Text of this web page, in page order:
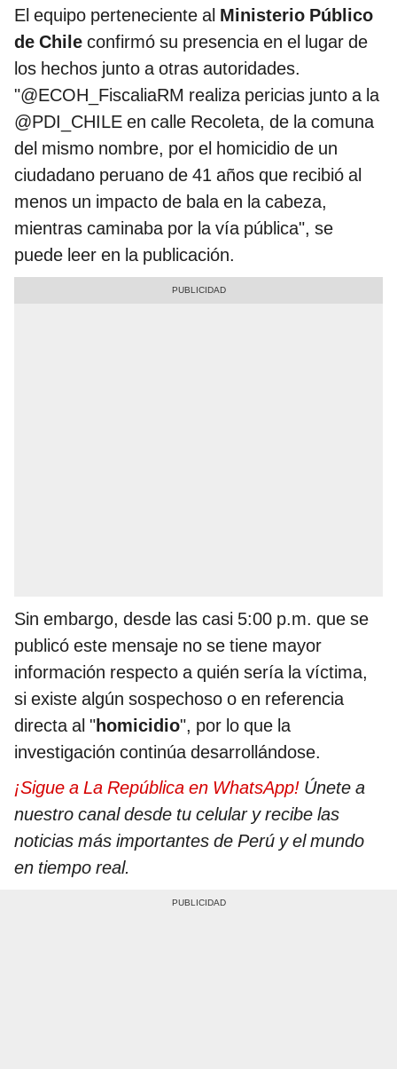
El equipo perteneciente al Ministerio Público
de Chile confirmó su presencia en el lugar de
los hechos junto a otras autoridades.
"@ECOH_FiscaliaRM realiza pericias junto a la
@PDI_CHILE en calle Recoleta, de la comuna
del mismo nombre, por el homicidio de un
ciudadano peruano de 41 años que recibió al
menos un impacto de bala en la cabeza,
mientras caminaba por la vía pública", se
puede leer en la publicación.
Sin embargo, desde las casi 5:00 p.m. que se
publicó este mensaje no se tiene mayor
información respecto a quién sería la víctima,
si existe algún sospechoso o en referencia
directa al "homicidio", por lo que la
investigación continúa desarrollándose.
¡Sigue a La República en WhatsApp! Únete a
nuestro canal desde tu celular y recibe las
noticias más importantes de Perú y el mundo
en tiempo real.